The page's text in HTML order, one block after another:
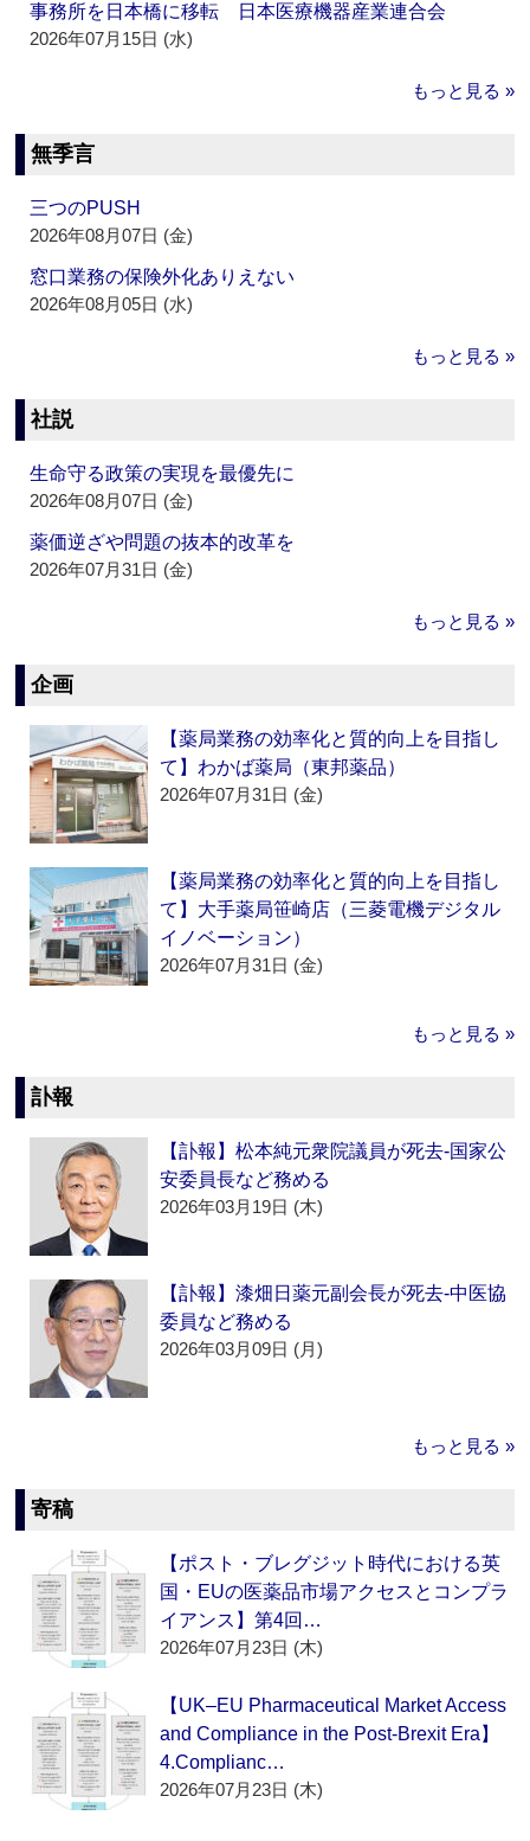
事務所を日本橋に移転 日本医療機器産業連合会
2026年07月15日 (水)
もっと見る »
無季言
三つのPUSH
2026年08月07日 (金)
窓口業務の保険外化ありえない
2026年08月05日 (水)
もっと見る »
社説
生命守る政策の実現を最優先に
2026年08月07日 (金)
薬価逆ざや問題の抜本的改革を
2026年07月31日 (金)
もっと見る »
企画
【薬局業務の効率化と質的向上を目指し
て】わかば薬局（東邦薬品）
2026年07月31日 (金)
【薬局業務の効率化と質的向上を目指し
て】大手薬局笹崎店（三菱電機デジタル
イノベーション）
2026年07月31日 (金)
もっと見る »
訃報
【訃報】松本純元衆院議員が死去‐国家公
安委員長など務める
2026年03月19日 (木)
【訃報】漆畑日薬元副会長が死去‐中医協
委員など務める
2026年03月09日 (月)
もっと見る »
寄稿
【ポスト・ブレグジット時代における英
国・EUの医薬品市場アクセスとコンプラ
イアンス】第4回…
2026年07月23日 (木)
【UK–EU Pharmaceutical Market Access
and Compliance in the Post-Brexit Era】
4.Complianc…
2026年07月23日 (木)